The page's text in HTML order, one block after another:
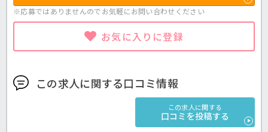
※応募ではありませんのでお気軽にお問い合わせください
お気に入りに登録
この求人に関する口コミ情報
この求人に関する
口コミを投稿する